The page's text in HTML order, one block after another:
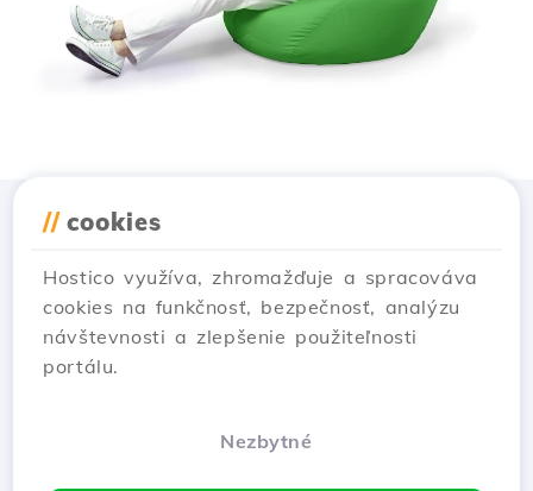
// cookies
Hostico využíva, zhromažďuje a spracováva
cookies na funkčnosť, bezpečnosť, analýzu
návštevnosti a zlepšenie použiteľnosti
portálu.
Nezbytné
Stiahnuť aplikáciu